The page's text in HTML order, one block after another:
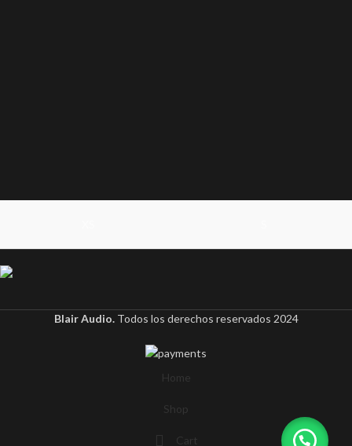
Blair Audio. Todos los derechos reservados 2024
Home
Shop
Cart